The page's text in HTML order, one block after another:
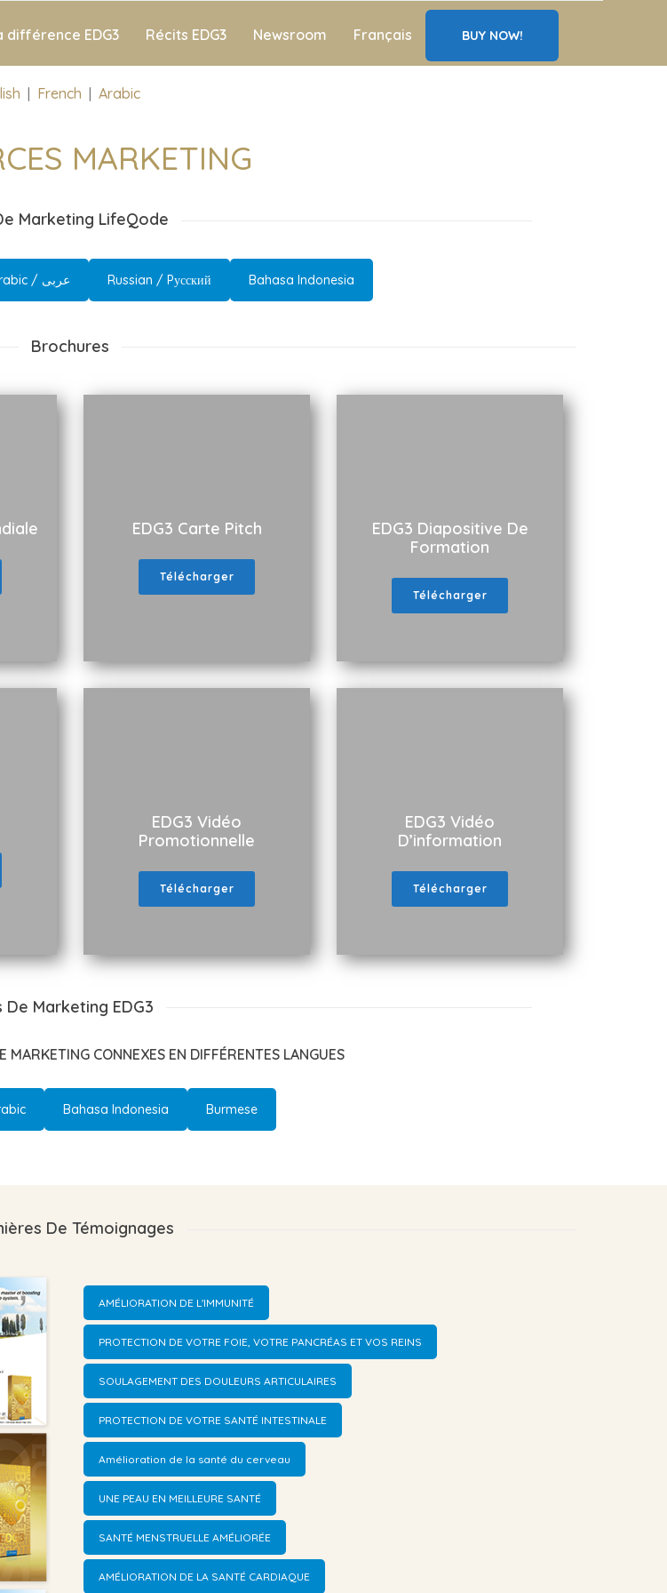
différence EDG3 Récits EDG3 Newsroom Français BUY NOW!
French Arabic
MARKETING
Marketing LifeQode
Arabic / عربى Russian / Pусский Bahasa Indonesia
Brochures
EDG3 Carte Pitch
Télécharger
EDG3 Diapositive De
Formation
Télécharger
EDG3 Vidéo
Promotionnelle
Télécharger
EDG3 Vidéo
D’information
Télécharger
De Marketing EDG3
MARKETING CONNEXES EN DIFFÉRENTES LANGUES
Bahasa Indonesia Burmese
De Témoignages
AMÉLIORATION DE L'IMMUNITÉ
PROTECTION DE VOTRE FOIE, VOTRE PANCRÉAS ET VOS REINS
SOULAGEMENT DES DOULEURS ARTICULAIRES
PROTECTION DE VOTRE SANTÉ INTESTINALE
Amélioration de la santé du cerveau
UNE PEAU EN MEILLEURE SANTÉ
SANTÉ MENSTRUELLE AMÉLIORÉE
AMÉLIORATION DE LA SANTÉ CARDIAQUE